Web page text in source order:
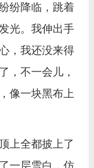
纷降临，跳着
光。我伸出手
，我还没来得
，不一会儿，
像一块黑布上
上全都披上了